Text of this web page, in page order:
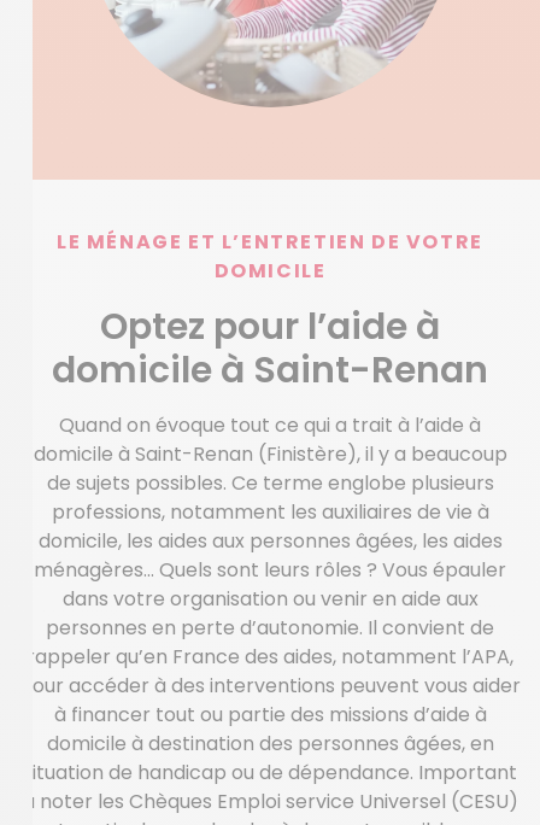
LE MÉNAGE ET L’ENTRETIEN DE VOTRE
DOMICILE
Optez pour l’aide à
domicile à Saint-Renan
Quand on évoque tout ce qui a trait à l’aide à
domicile à Saint-Renan (Finistère), il y a beaucoup
de sujets possibles. Ce terme englobe plusieurs
professions, notamment les auxiliaires de vie à
domicile, les aides aux personnes âgées, les aides
ménagères… Quels sont leurs rôles ? Vous épauler
dans votre organisation ou venir en aide aux
personnes en perte d’autonomie. Il convient de
rappeler qu’en France des aides, notamment l’APA,
pour accéder à des interventions peuvent vous aider
à financer tout ou partie des missions d’aide à
domicile à destination des personnes âgées, en
situation de handicap ou de dépendance. Important
à noter les Chèques Emploi service Universel (CESU)